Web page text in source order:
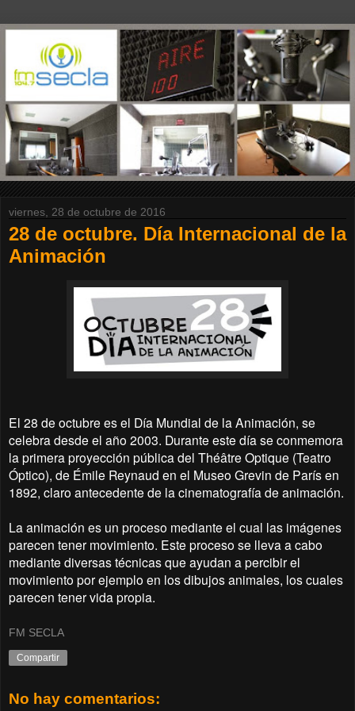
viernes, 28 de octubre de 2016
28 de octubre. Día Internacional de la
Animación
El 28 de octubre es el Día Mundial de la Animación, se
celebra desde el año 2003. Durante este día se conmemora
la primera proyección pública del Théâtre Optique (Teatro
Óptico), de Émile Reynaud en el Museo Grevin de París en
1892, claro antecedente de la cinematografía de animación.
La animación es un proceso mediante el cual las imágenes
parecen tener movimiento. Este proceso se lleva a cabo
mediante diversas técnicas que ayudan a percibir el
movimiento por ejemplo en los dibujos animales, los cuales
parecen tener vida propia.
FM SECLA
Compartir
No hay comentarios: